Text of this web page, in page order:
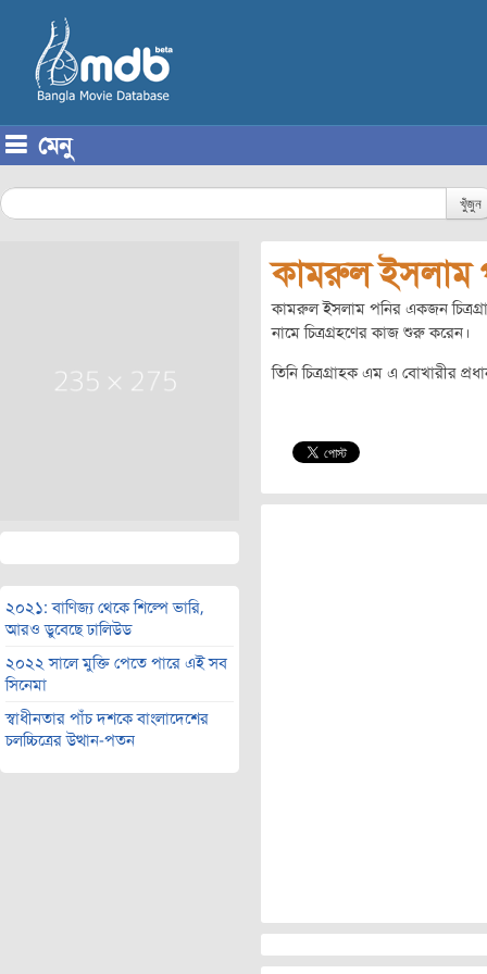
মেনু
খুঁজুন
২০২১: বাণিজ্য থেকে শিল্পে ভারি,
আরও ডুবেছে ঢালিউড
২০২২ সালে মুক্তি পেতে পারে এই সব
সিনেমা
স্বাধীনতার পাঁচ দশকে বাংলাদেশের
চলচ্চিত্রের উত্থান-পতন
কামরুল ইসলাম
কামরুল ইসলাম পনির একজন
নামে চিত্রগ্রহণের কাজ শুরু করেন।
তিনি চিত্রগ্রাহক এম এ বোখারীর